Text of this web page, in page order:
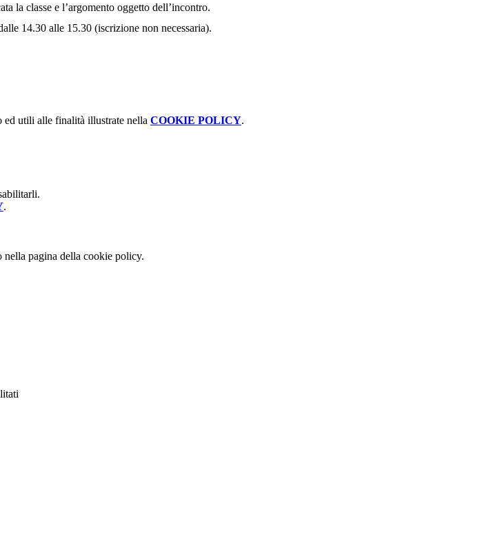
la classe e l’argomento oggetto dell’incontro.
14.30 alle 15.30 (iscrizione non necessaria).
ed utili alle finalità illustrate nella COOKIE POLICY.
.
nella pagina della cookie policy.